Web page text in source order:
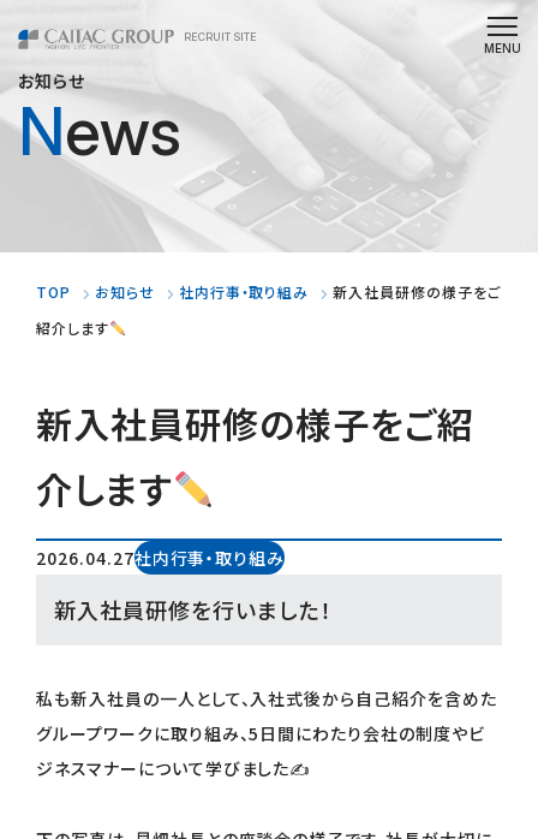
RECRUIT SITE
お知らせ
News
TOP お知らせ 社内行事・取り組み
新入社員研修の様子をご
紹介します
新入社員研修の様子をご紹
介します
2026.04.27社内行事・取り組み
新入社員研修を行いました！
私も新入社員の一人として、入社式後から自己紹介を含めた
グループワークに取り組み、5日間にわたり会社の制度やビ
ジネスマナーについて学びました✍